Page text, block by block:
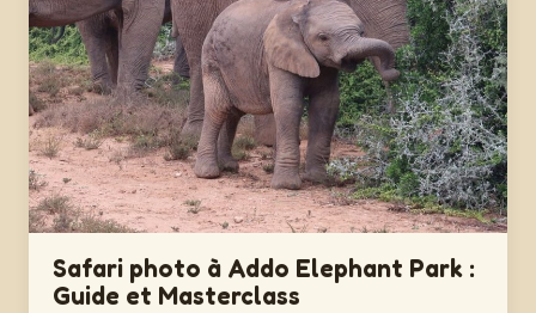
Safari photo à Addo Elephant Park :
Guide et Masterclass